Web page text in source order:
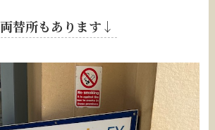
両替所もあります↓